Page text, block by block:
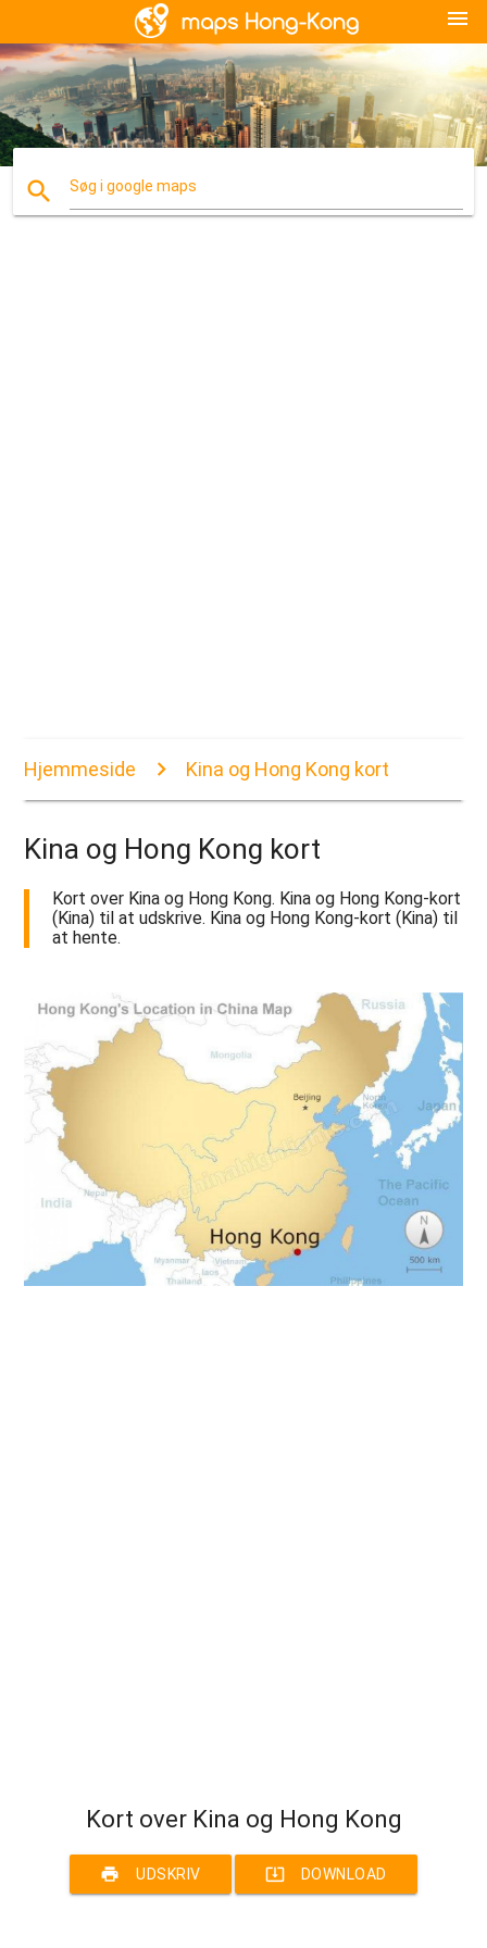
menu
search Søg i google maps
Hjemmeside Kina og Hong Kong kort
Kina og Hong Kong kort
Kort over Kina og Hong Kong. Kina og Hong Kong-kort
(Kina) til at udskrive. Kina og Hong Kong-kort (Kina) til
at hente.
Kort over Kina og Hong Kong
print UDSKRIV system_update_alt DOWNLOAD